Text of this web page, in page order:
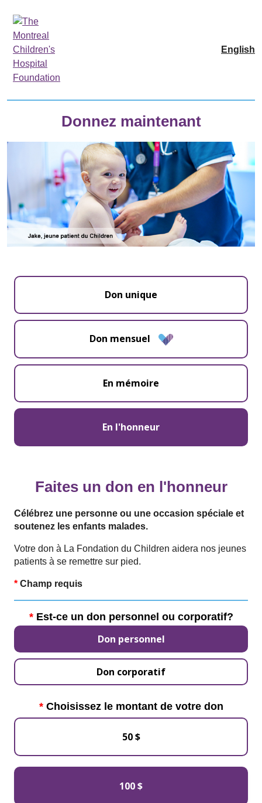
English
Donnez maintenant
Don unique
Don mensuel
En mémoire
En l'honneur
Faites un don en l'honneur
Célébrez une personne ou une occasion spéciale et
soutenez les enfants malades.
Votre don à La Fondation du Children aidera nos jeunes
patients à se remettre sur pied.
* Champ requis
Est-ce un don personnel ou corporatif?
Don personnel
Don corporatif
Choisissez le montant de votre don
50 $
100 $